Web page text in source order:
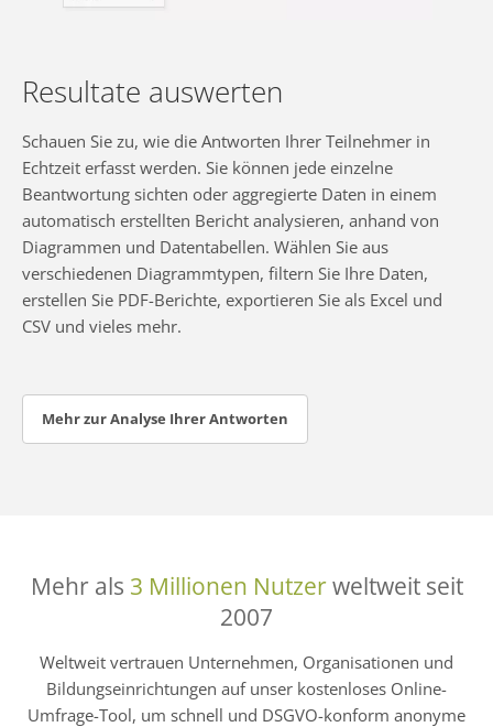
Resultate auswerten
Schauen Sie zu, wie die Antworten Ihrer Teilnehmer in
Echtzeit erfasst werden. Sie können jede einzelne
Beantwortung sichten oder aggregierte Daten in einem
automatisch erstellten Bericht analysieren, anhand von
Diagrammen und Datentabellen. Wählen Sie aus
verschiedenen Diagrammtypen, filtern Sie Ihre Daten,
erstellen Sie PDF-Berichte, exportieren Sie als Excel und
CSV und vieles mehr.
Mehr zur Analyse Ihrer Antworten
Mehr als 3 Millionen Nutzerweltweit seit
2007
Weltweit vertrauen Unternehmen, Organisationen und
Bildungseinrichtungen auf unser kostenloses Online-
Umfrage-Tool, um schnell und DSGVO-konform anonyme